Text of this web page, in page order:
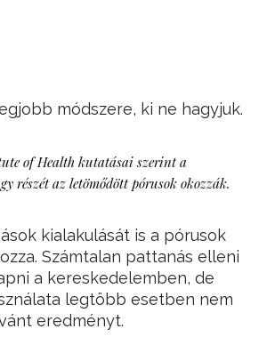
módszere, ki ne hagyjuk.
of Health kutatásai szerint a
részét az letömődött pórusok okozzák.
kialakulását is a pórusok
Számtalan pattanás elleni
a kereskedelemben, de
legtöbb esetben nem
eredményt.